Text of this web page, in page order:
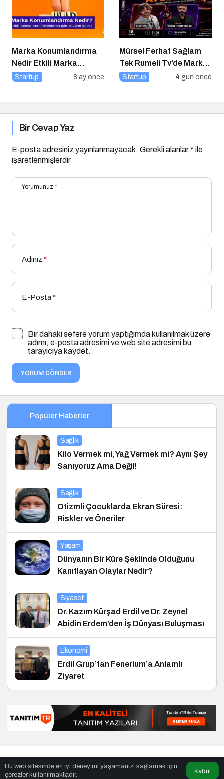
Marka Konumlandırma
Nedir Etkili Marka
Konumlandırma İçin 10
Startup 8 ay önce
Mürsel Ferhat Sağlam
Tek Rumeli Tv’de Marka
Atölyesi Programına
Startup 4 gün önce
Bir Cevap Yaz
E-posta adresiniz yayınlanmayacak. Gerekli alanlar* ile
işaretlenmişlerdir
Yorumunuz *
Adınız *
E-Posta*
Bir dahaki sefere yorum yaptığımda kullanılmak üzere
adımı, e-posta adresimi ve web site adresimi bu
tarayıcıya kaydet.
YORUM GÖNDER
Popüler Haberler
Sağlık
Kilo Vermek mi, Yağ Vermek mi? Aynı Şey
Sanıyoruz Ama Değil!
Sağlık
Otizmli Çocuklarda Ekran Süresi:
Riskler ve Öneriler
Yaşam
Dünyanın Bir Küre Şeklinde Olduğunu
Kanıtlayan Olaylar Nedir?
Siyaset
Dr. Kazım Kürşad Erdil ve Dr. Zeynel
Abidin Erdem’den İş Dünyası Buluşması
Ekonomi
Erdil Grup’tan Fenerium’a Anlamlı
Ziyaret
Bu web sitesinde en iyi deneyimi yaşamanızı sağlamak için
çerezler kullanılmaktadır.
Kabul
en iyiler
listesi ,bihaber, sağlıklı